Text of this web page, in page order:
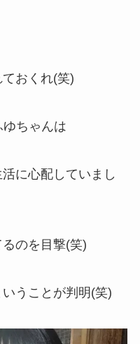
おくれ(笑)
ちゃんは
に心配していまし
のを目撃(笑)
うことが判明(笑)